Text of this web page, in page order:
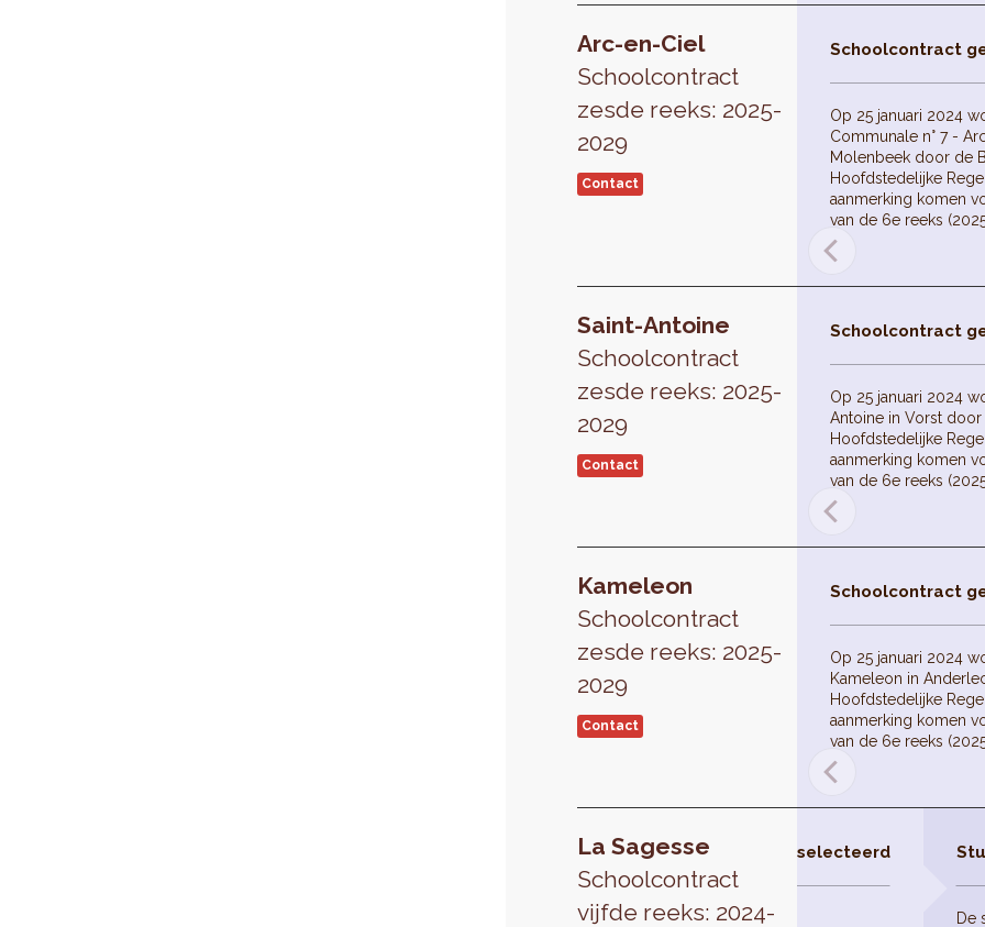
Arc-en-Ciel
Schoolcontract
zesde reeks: 2025-
2029
Contact
Schoolcontract
Op 25 januari 2024
Communale n° 7 -
Molenbeek door de
Hoofdstedelijke
aanmerking komen
van de 6e reeks
Saint-Antoine
Schoolcontract
zesde reeks: 2025-
2029
Contact
Schoolcontract
Op 25 januari 2024
Antoine in Vorst
Hoofdstedelijke
aanmerking komen
van de 6e reeks
Kameleon
Schoolcontract
zesde reeks: 2025-
2029
Contact
Schoolcontract
Op 25 januari 2024
Kameleon in
Hoofdstedelijke
aanmerking komen
van de 6e reeks
La Sagesse
Schoolcontract
vijfde reeks: 2024-
Schoolcontract geselecteerd
De